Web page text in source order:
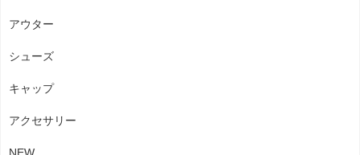
アウター
シューズ
キャップ
アクセサリー